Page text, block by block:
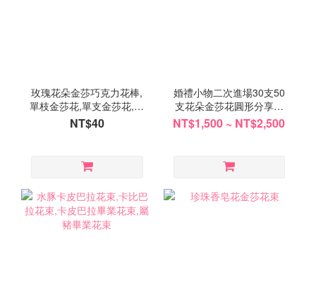
玫瑰花朵金莎巧克力花棒,
單枝金莎花,單支金莎花,單
支金莎花束,單支金莎花棒
NT$40
婚禮小物二次進場30支50
支花朵金莎花圓形分享花
NT$1,500 ~ NT$2,500